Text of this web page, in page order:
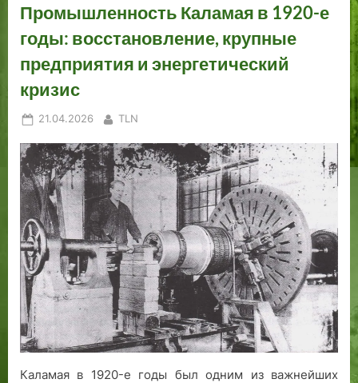
Промышленность Каламая в 1920-е
годы: восстановление, крупные
предприятия и энергетический
кризис
Posted
21.04.2026 By
TLN
Каламая в 1920-е годы был одним из важнейших